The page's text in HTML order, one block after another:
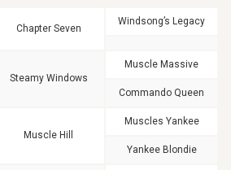
Chapter Seven
Windsong’s Legacy
Steamy Windows
Muscle Massive
Commando Queen
Muscle Hill
Muscles Yankee
Yankee Blondie